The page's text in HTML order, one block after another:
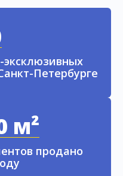
эксклюзивных
Петербурге
м²
продано